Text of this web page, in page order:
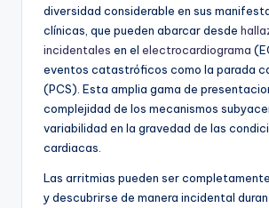
diversidad considerable en sus
clínicas, que pueden abarcar desde
incidentales en el electrocardiograma
eventos catastróficos como la parada
(PCS). Esta amplia gama de
complejidad de los mecanismos
variabilidad en la gravedad de las
cardiacas.
Las arritmias pueden ser
y descubrirse de manera incidental